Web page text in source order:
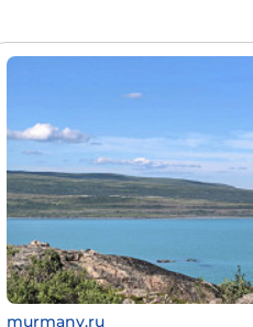
murmany.ru